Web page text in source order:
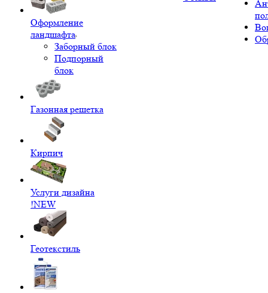
Оформление
ландшафта
Заборный блок
Подпорный
блок
Газонная решетка
Кирпич
Услуги дизайна
!NEW
Геотекстиль